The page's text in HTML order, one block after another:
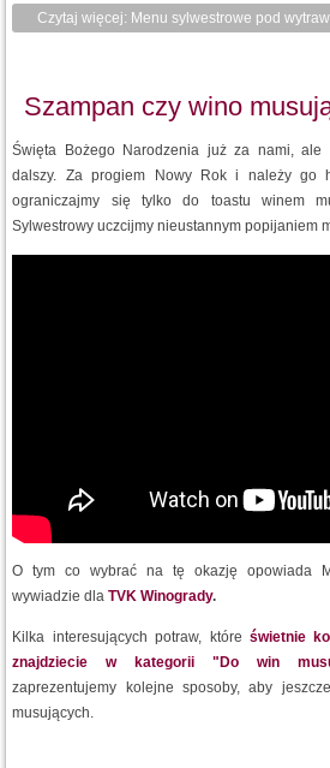
Czytaj więcej: Menu sylwestrowe pod
Szampan czy wino
Święta Bożego Narodzenia już za nami, ale
dalszy. Za progiem Nowy Rok i należy go
ograniczajmy się tylko do toastu winem
Sylwestrowy uczcijmy nieustannym popijaniem
O tym co wybrać na tę okazję opowiada
wywiadzie dlaTVK Winogrady.
Kilka interesujących potraw, które świetnie
znajdziecie w kategorii "Do win
zaprezentujemy kolejne sposoby, aby
musujących.